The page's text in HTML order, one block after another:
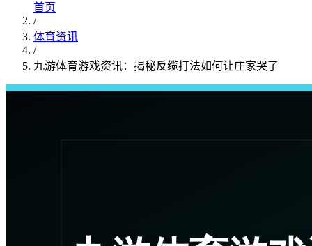
首页
/
体育资讯
/
九游体育游戏资讯：揭秘反缆打法如何让庄家哭了